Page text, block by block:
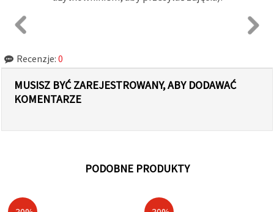
Recenzje: 0
MUSISZ BYĆ ZAREJESTROWANY, ABY DODAWAĆ
KOMENTARZE
PODOBNE PRODUKTY